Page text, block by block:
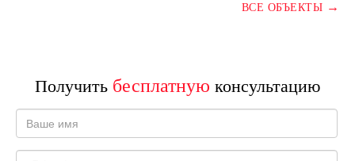
ВСЕ ОБЪЕКТЫ →
Получить бесплатную консультацию